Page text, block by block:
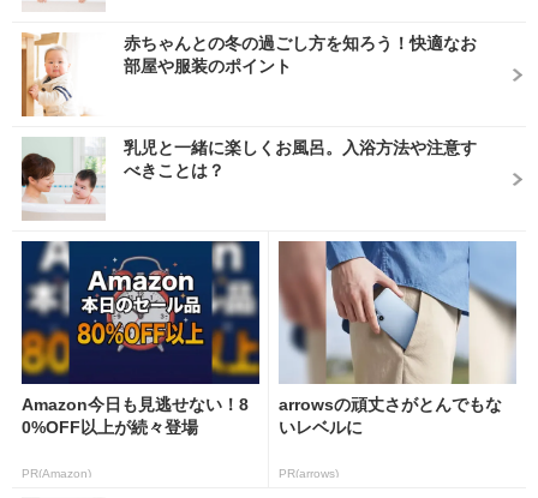
赤ちゃんとの冬の過ごし方を知ろう！快適なお
部屋や服装のポイント
乳児と一緒に楽しくお風呂。入浴方法や注意す
べきことは？
Amazon今日も見逃せない！8
0%OFF以上が続々登場
PR(Amazon)
arrowsの頑丈さがとんでもな
いレベルに
PR(arrows)